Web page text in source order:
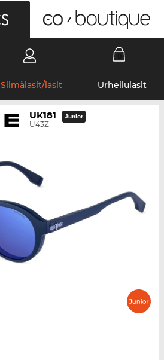
Silmälasit/lasit Urheilulasit
UK181
U43Z
Junior